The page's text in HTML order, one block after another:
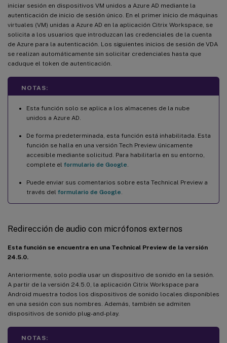
iniciar sesión en dispositivos VM unidos a Azure AD mediante la
autenticación de inicio de sesión único. En el primer inicio de máquinas
virtuales (VM) unidas a Azure AD en la aplicación Citrix Workspace, se
solicita a los usuarios que introduzcan las credenciales de la cuenta
de Azure para la autenticación. Los siguientes inicios de sesión de VDA
se realizan automáticamente sin solicitar credenciales hasta que
caduque el token de autenticación.
NOTAS:
Esta función solo se aplica a los almacenes de la nube
unidos a Azure AD.
De forma predeterminada, esta función está inhabilitada. Esta
función se halla en una versión Tech Preview únicamente
accesible mediante solicitud. Para habilitarla en su entorno,
complete el formulario de Google
Puede enviar sus comentarios sobre esta Technical Preview a
través del formulario de Google
Redirección de audio con micrófonos externos
Esta función se encuentra en una Technical Preview de la versión
24.5.0.
Anteriormente, solo podía usar un dispositivo de sonido en la sesión.
A partir de la versión 24.5.0, la aplicación Citrix Workspace para
Android muestra todos los dispositivos de sonido locales disponibles
en una sesión con sus nombres. Además, también se admiten
dispositivos de sonido plug-and-play.
NOTAS: